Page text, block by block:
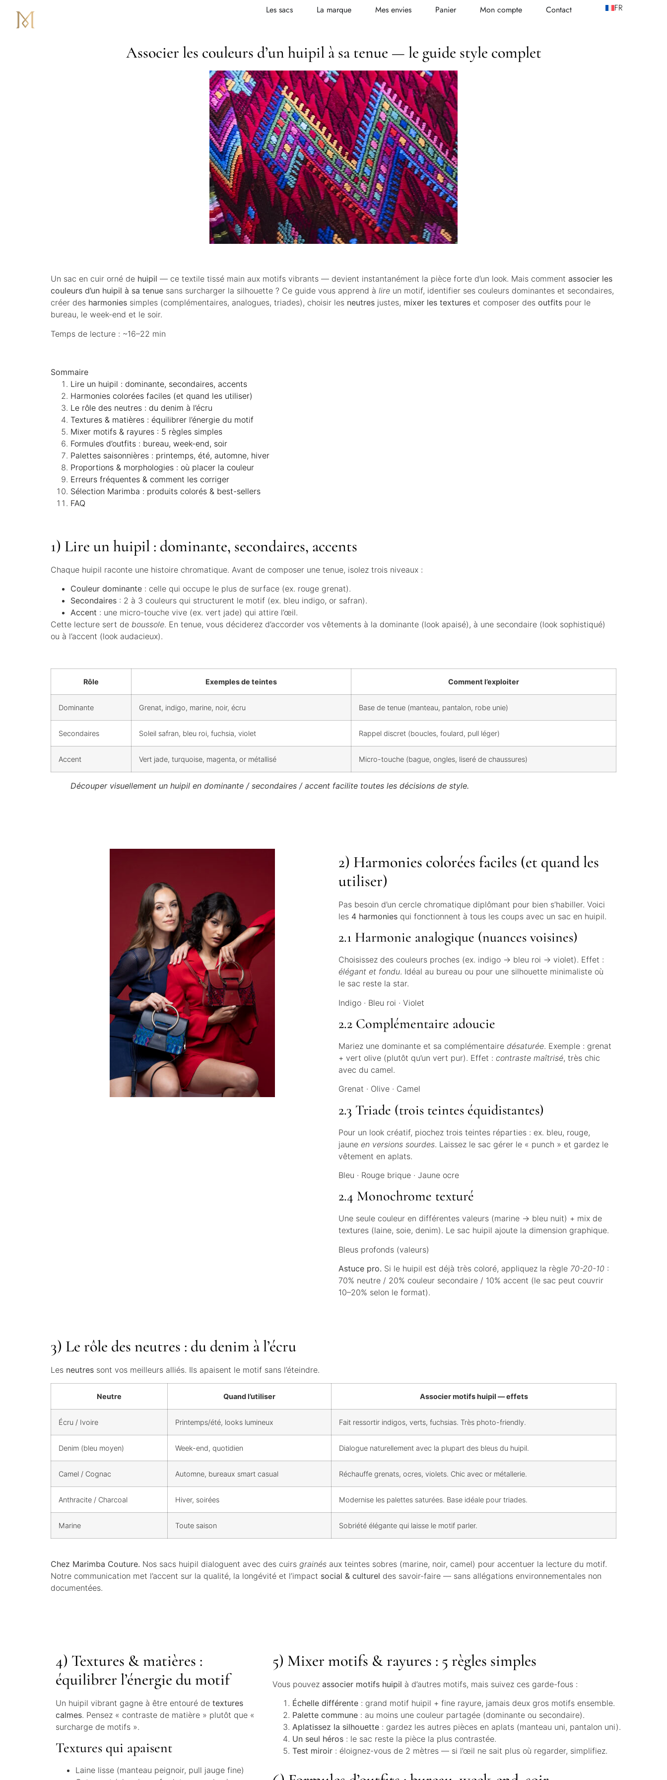
Les sacs La marque Mes envies Panier Mon compte Contact FR
Associer les couleurs d’un huipil à sa tenue — le guide style complet
Un sac en cuir orné de huipil — ce textile tissé main aux motifs vibrants — devient instantanément la pièce forte d’un look. Mais comment associer les
couleurs d’un huipil à sa tenue sans surcharger la silhouette ? Ce guide vous apprend à lire un motif, identifier ses couleurs dominantes et secondaires,
créer des harmonies simples (complémentaires, analogues, triades), choisir les neutres justes, mixer les textures et composer des outfits pour le
bureau, le week-end et le soir.
Temps de lecture : ~16–22 min
Sommaire
Lire un huipil : dominante, secondaires, accents
Harmonies colorées faciles (et quand les utiliser)
Le rôle des neutres : du denim à l’écru
Textures & matières : équilibrer l’énergie du motif
Mixer motifs & rayures : 5 règles simples
Formules d’outfits : bureau, week-end, soir
Palettes saisonnières : printemps, été, automne, hiver
Proportions & morphologies : où placer la couleur
Erreurs fréquentes & comment les corriger
Sélection Marimba : produits colorés & best-sellers
FAQ
1) Lire un huipil : dominante, secondaires, accents
Chaque huipil raconte une histoire chromatique. Avant de composer une tenue, isolez trois niveaux :
Couleur dominante : celle qui occupe le plus de surface (ex. rouge grenat).
Secondaires : 2 à 3 couleurs qui structurent le motif (ex. bleu indigo, or safran).
Accent : une micro-touche vive (ex. vert jade) qui attire l’œil.
Cette lecture sert de boussole. En tenue, vous déciderez d’accorder vos vêtements à la dominante (look apaisé), à une secondaire (look sophistiqué)
ou à l’accent (look audacieux).
Rôle Exemples de teintes Comment l’exploiter
Dominante Grenat, indigo, marine, noir, écru Base de tenue (manteau, pantalon, robe unie)
Secondaires Soleil safran, bleu roi, fuchsia, violet Rappel discret (boucles, foulard, pull léger)
Accent Vert jade, turquoise, magenta, or métallisé Micro-touche (bague, ongles, liseré de chaussures)
Découper visuellement un huipil en dominante / secondaires / accent facilite toutes les décisions de style.
2) Harmonies colorées faciles (et quand les
utiliser)
Pas besoin d’un cercle chromatique diplômant pour bien s’habiller. Voici
les 4 harmonies qui fonctionnent à tous les coups avec un sac en huipil.
2.1 Harmonie analogique (nuances voisines)
Choisissez des couleurs proches (ex. indigo → bleu roi → violet). Effet :
élégant et fondu. Idéal au bureau ou pour une silhouette minimaliste où
le sac reste la star.
Indigo · Bleu roi · Violet
2.2 Complémentaire adoucie
Mariez une dominante et sa complémentaire désaturée. Exemple : grenat
+ vert olive (plutôt qu’un vert pur). Effet : contraste maîtrisé, très chic
avec du camel.
Grenat · Olive · Camel
2.3 Triade (trois teintes équidistantes)
Pour un look créatif, piochez trois teintes réparties : ex. bleu, rouge,
jaune en versions sourdes. Laissez le sac gérer le « punch » et gardez le
vêtement en aplats.
Bleu · Rouge brique · Jaune ocre
2.4 Monochrome texturé
Une seule couleur en différentes valeurs (marine → bleu nuit) + mix de
textures (laine, soie, denim). Le sac huipil ajoute la dimension graphique.
Bleus profonds (valeurs)
Astuce pro. Si le huipil est déjà très coloré, appliquez la règle 70-20-10 :
70% neutre / 20% couleur secondaire / 10% accent (le sac peut couvrir
10–20% selon le format).
3) Le rôle des neutres : du denim à l’écru
Les neutres sont vos meilleurs alliés. Ils apaisent le motif sans l’éteindre.
Neutre Quand l’utiliser Associer motifs huipil — effets
Écru / Ivoire Printemps/été, looks lumineux Fait ressortir indigos, verts, fuchsias. Très photo-friendly.
Denim (bleu moyen) Week-end, quotidien Dialogue naturellement avec la plupart des bleus du huipil.
Camel / Cognac Automne, bureaux smart casual Réchauffe grenats, ocres, violets. Chic avec or métallerie.
Anthracite / Charcoal Hiver, soirées Modernise les palettes saturées. Base idéale pour triades.
Marine Toute saison Sobriété élégante qui laisse le motif parler.
Chez Marimba Couture. Nos sacs huipil dialoguent avec des cuirs grainés aux teintes sobres (marine, noir, camel) pour accentuer la lecture du motif.
Notre communication met l’accent sur la qualité, la longévité et l’impact social & culturel des savoir-faire — sans allégations environnementales non
documentées.
4) Textures & matières :
équilibrer l’énergie du motif
Un huipil vibrant gagne à être entouré de textures
calmes. Pensez « contraste de matière » plutôt que «
surcharge de motifs ».
Textures qui apaisent
Laine lisse (manteau peignoir, pull jauge fine)
5) Mixer motifs & rayures : 5 règles simples
Vous pouvez associer motifs huipil à d’autres motifs, mais suivez ces garde-fous :
Échelle différente: grand motif huipil + fine rayure, jamais deux gros motifs ensemble.
Palette commune: au moins une couleur partagée (dominante ou secondaire).
Aplatissez la silhouette: gardez les autres pièces en aplats (manteau uni, pantalon uni).
Un seul héros: le sac reste la pièce la plus contrastée.
Test miroir: éloignez-vous de 2 mètres — si l’œil ne sait plus où regarder, simplifiez.